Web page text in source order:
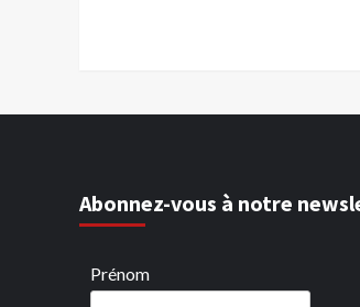
Abonnez-vous à notre
Prénom